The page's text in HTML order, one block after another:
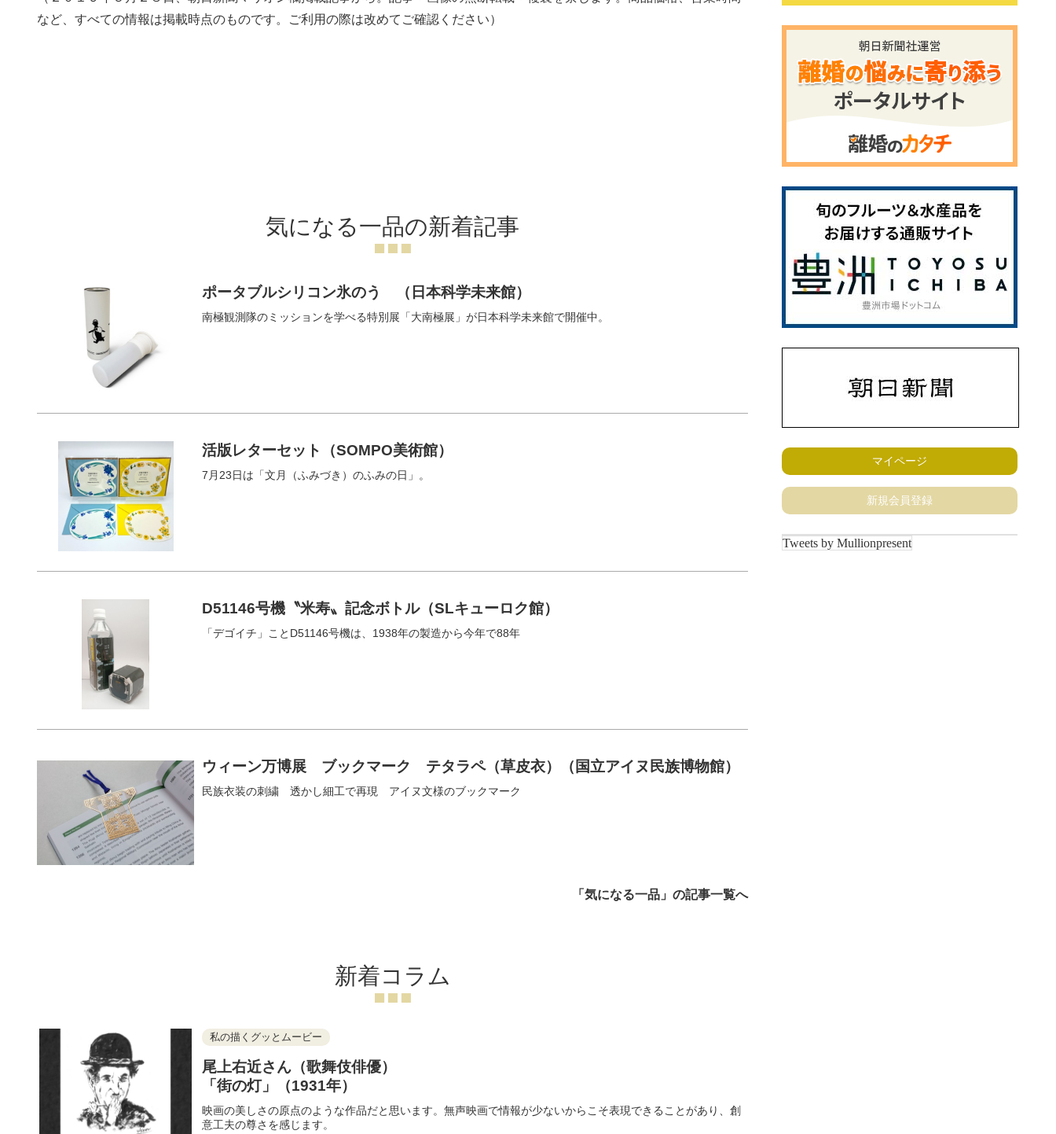
など、すべての情報は掲載時点のものです。ご利用の際は改めてご確認ください）
気になる一品の新着記事
ポータブルシリコン氷のう （日本科学未来館）
南極観測隊のミッションを学べる特別展「大南極展」が日本科学未来館で開催中。
活版レターセット（SOMPO美術館）
7月23日は「文月（ふみづき）のふみの日」。
D51146号機〝米寿〟記念ボトル（SLキューロク館）
「デゴイチ」ことD51146号機は、1938年の製造から今年で88年
ウィーン万博展 ブックマーク テタラペ（草皮衣）（国立アイヌ民族博物館）
民族衣装の刺繍 透かし細工で再現 アイヌ文様のブックマーク
「気になる一品」の記事一覧へ
新着コラム
私の描くグッとムービー
尾上右近さん（歌舞伎俳優）
「街の灯」（1931年）
映画の美しさの原点のような作品だと思います。無声映画で情報が少ないからこそ表現できることがあり、創
意工夫の尊さを感じます。
マイページ
新規会員登録
Tweets by Mullionpresent